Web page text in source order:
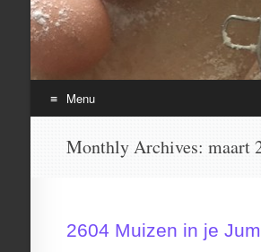
Menu
Monthly Archives: maart
2604 Muizen in je